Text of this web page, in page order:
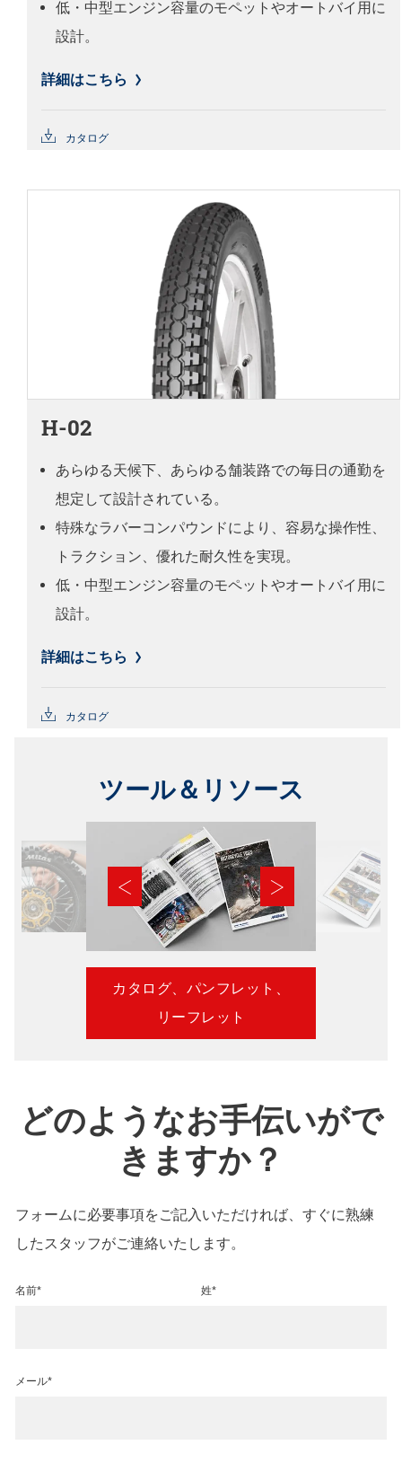
低・中型エンジン容量のモペットやオートバイ用に
設計。
詳細はこちら
カタログ
H-02
あらゆる天候下、あらゆる舗装路での毎日の通勤を
想定して設計されている。
特殊なラバーコンパウンドにより、容易な操作性、
トラクション、優れた耐久性を実現。
低・中型エンジン容量のモペットやオートバイ用に
設計。
詳細はこちら
カタログ
ツール＆リソース
カタログ、パンフレット、
リーフレット
どのようなお手伝いがで
きますか？
フォームに必要事項をご記入いただければ、すぐに熟練
したスタッフがご連絡いたします。
名前* 姓*
メール*